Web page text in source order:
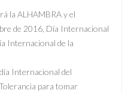
la ALHAMBRA y el
de 2016, Día Internacional
Internacional de la
Internacional del
para tomar